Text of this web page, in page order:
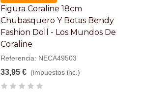
Figura Coraline 18cm
Chubasquero Y Botas Bendy
Fashion Doll - Los Mundos De
Coraline
Referencia: NECA49503
33,95 € (impuestos inc.)